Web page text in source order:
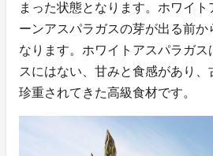
まった状態となります。ホワイト
ーンアスパラガスの芽が出る前か
なります。ホワイトアスパラガ
スにはない、甘みと食感があり
珍重されてきた高級食材です。